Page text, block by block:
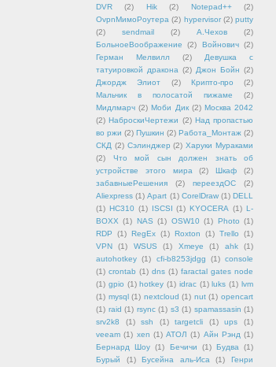
DVR
(2) Hik (2) Notepad++
(2)
OvpnМимоРоутера (2) hypervisor (2) putty
(2)
sendmail (2) А.Чехов
(2)
БольноеВоображение
(2) Войнович (2)
Герман Мелвилл
(2)
Девушка с
татуировкой дракона (2) Джон Бойн (2)
Джордж Элиот
(2) Крипто-про
(2)
Мальчик в полосатой пижаме
(2)
Мидлмарч (2) Моби Дик (2) Москва 2042
(2) НаброскиЧертежи (2) Над пропастью
во ржи (2) Пушкин (2) Работа_Монтаж (2)
СКД (2) Сэлинджер (2) Харуки Мураками
(2)
Что мой сын должен знать об
устройстве этого мира
(2) Шкаф
(2)
забавныеРешения
(2) переездОС
(2)
Aliexpress (1) Apart (1) CorelDraw (1) DELL
(1) HC310 (1) ISCSI (1) KYOCERA (1) L-
BOXX (1) NAS (1) OSW10 (1) Photo (1)
RDP
(1) RegEx (1) Roxton (1) Trello
(1)
VPN
(1) WSUS (1) Xmeye (1) ahk
(1)
autohotkey (1) cfi-b8253jdgg (1) console
(1) crontab (1) dns (1) faractal gates node
(1) gpio (1) hotkey (1) idrac (1) luks (1) lvm
(1) mysql (1) nextcloud (1) nut (1) opencart
(1) raid (1) rsync (1) s3 (1) spamassasin (1)
srv2k8
(1) ssh (1) targetcli (1) ups
(1)
veeam (1) xen (1) АТОЛ (1) Айн Рэнд (1)
Бернард Шоу (1) Бечичи (1) Будва (1)
Бурый
(1) Бусейна аль-Иса (1)
Генри